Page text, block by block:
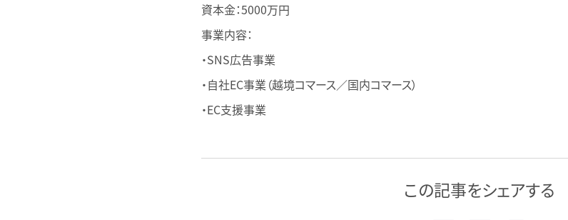
資本金：5000万円
事業内容：
・SNS広告事業
・自社EC事業（越境コマース／国内コマース）
・EC支援事業
この記事をシェアする